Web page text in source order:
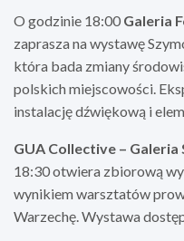
O godzinie 18:00 Galeria
zaprasza na wystawę
która bada zmiany
polskich miejscowości.
instalację dźwiękową i
GUA Collective – Galeria
18:30 otwiera zbiorową
wynikiem warsztatów
Warzechę. Wystawa